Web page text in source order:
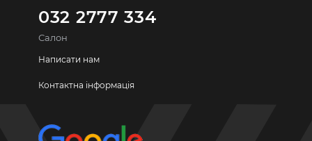
032 2777 334
Салон
Написати нам
Контактна інформація